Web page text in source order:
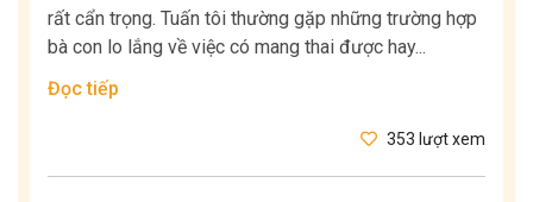
rất cẩn trọng. Tuấn tôi thường gặp những trường hợp
bà con lo lắng về việc có mang thai được hay...
Đọc tiếp
353 lượt xem